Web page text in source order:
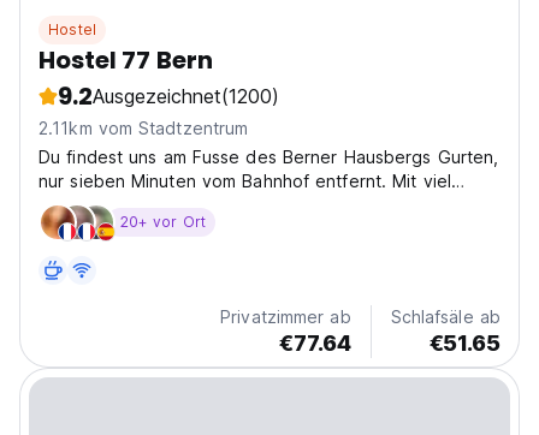
Hostel
Hostel 77 Bern
9.2Ausgezeichnet(1200)
2.11km vom Stadtzentrum
Du findest uns am Fusse des Berner Hausbergs Gurten,
nur sieben Minuten vom Bahnhof entfernt. Mit viel
Herzblut haben wir im Personalhaus eines ehemaligen
Spitals ein gemütliches Hostel für Gäste aus aller Welt
20+ vor Ort
Privatzimmer ab
€77.64
Schlafsäle ab
€51.65